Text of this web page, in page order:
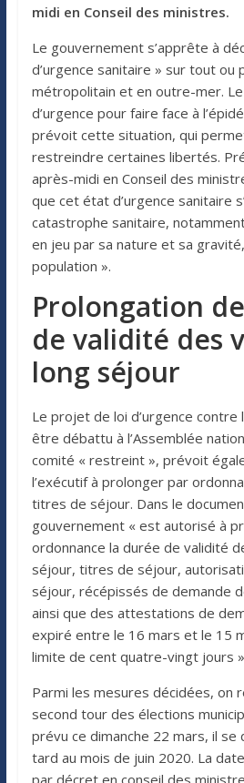
midi en Conseil des ministres.
Le gouvernement s’apprête à
d’urgence sanitaire » sur tout
métropolitain et en outre-mer.
d’urgence pour faire face à
prévoit cette situation, qui
restreindre certaines libertés.
après-midi en Conseil des
que cet état d’urgence sanitaire
catastrophe sanitaire,
en jeu par sa nature et sa
population ».
Prolongation
de validité des
long séjour
Le projet de loi d’urgence contre
être débattu à l’Assemblée
comité « restreint », prévoit
l’exécutif à prolonger par
titres de séjour. Dans le
gouvernement « est autorisé à
ordonnance la durée de validité
séjour, titres de séjour,
séjour, récépissés de demande
ainsi que des attestations de
expiré entre le 16 mars et le 15
limite de cent quatre-vingt jours
Parmi les mesures décidées, on
second tour des élections
prévu ce dimanche 22 mars, il se
tard au mois de juin 2020. La
par décret en conseil des